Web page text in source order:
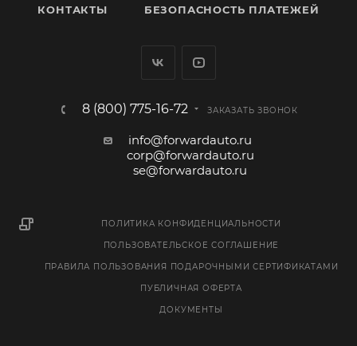
КОНТАКТЫ БЕЗОПАСНОСТЬ ПЛАТЕЖЕЙ
8 (800) 775-16-72 ЗАКАЗАТЬ ЗВОНОК
info@forwardauto.ru
corp@forwardauto.ru
se@forwardauto.ru
ПОЛИТИКА КОНФИДЕНЦИАЛЬНОСТИ
ПОЛЬЗОВАТЕЛЬСКОЕ СОГЛАШЕНИЕ
ПРАВИЛА ПОЛЬЗОВАНИЯ ПОДАРОЧНЫМИ СЕРТИФИКАТАМИ
ПУБЛИЧНАЯ ОФЕРТА
ДОКУМЕНТЫ